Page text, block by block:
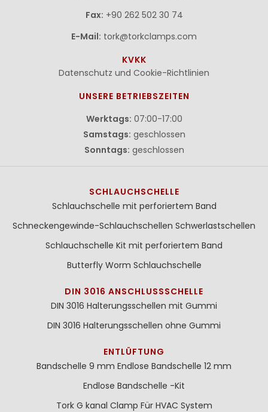
Fax: +90 262 502 30 74
E-Mail: tork@torkclamps.com
KVKK
Datenschutz und Cookie-Richtlinien
UNSERE BETRIEBSZEITEN
Werktags: 07:00-17:00
Samstags: geschlossen
Sonntags: geschlossen
SCHLAUCHSCHELLE
Schlauchschelle mit perforiertem Band
Schneckengewinde-Schlauchschellen Schwerlastschellen
Schlauchschelle Kit mit perforiertem Band
Butterfly Worm Schlauchschelle
DIN 3016 ANSCHLUSSSCHELLE
DIN 3016 Halterungsschellen mit Gummi
DIN 3016 Halterungsschellen ohne Gummi
ENTLÜFTUNG
Bandschelle 9 mm Endlose Bandschelle 12 mm
Endlose Bandschelle -Kit
Tork G kanal Clamp Für HVAC System